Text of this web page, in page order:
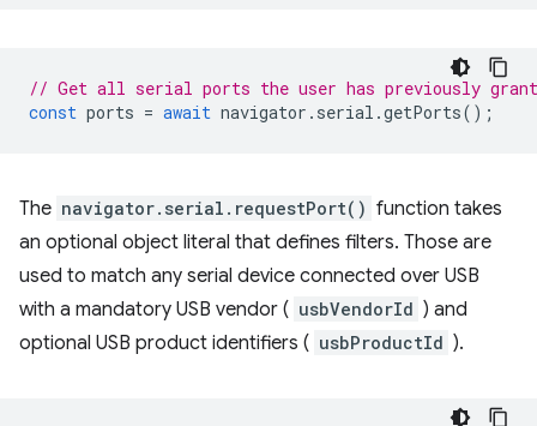
// Get all serial ports the user has previously
const ports = await navigator . serial .getPorts();
The navigator.serial.requestPort() function takes
an optional object literal that defines filters. Those are
used to match any serial device connected over USB
with a mandatory USB vendor ( usbVendorId ) and
optional USB product identifiers ( usbProductId ).